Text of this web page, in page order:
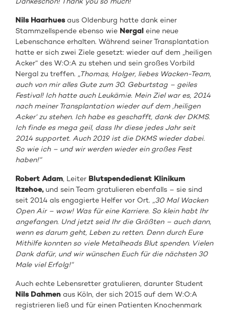
Nils Haarhuesaus Oldenburg hatte dank einer
Stammzellspende ebenso wie Nergal eine neue
Lebenschance erhalten. Während seiner Transplantation
hatte er sich zwei Ziele gesetzt: wieder auf dem „heiligen
Acker“ des W:O:A zu stehen und sein großes Vorbild
Nergal zu treffen. „Thomas, Holger, liebes Wacken-Team,
auch von mir alles Gute zum 30. Geburtstag – geiles
Festival! Ich hatte auch Leukämie. Mein Ziel war es, 2014
nach meiner Transplantation wieder auf dem ‚heiligen
Acker‘ zu stehen. Ich habe es geschafft, dank der DKMS.
Ich finde es mega geil, dass Ihr diese jedes Jahr seit
2014 supportet. Auch 2019 ist die DKMS wieder dabei.
So wie ich – und wir werden wieder ein großes Fest
haben!“
Robert Adam, Leiter Blutspendedienst Klinikum
Itzehoe, und sein Team gratulieren ebenfalls – sie sind
seit 2014 als engagierte Helfer vor Ort. „30 Mal Wacken
Open Air – wow! Was für eine Karriere. So klein habt Ihr
angefangen. Und jetzt seid Ihr die Größten – auch dann,
wenn es darum geht, Leben zu retten. Denn durch Eure
Mithilfe konnten so viele Metalheads Blut spenden. Vielen
Dank dafür, und wir wünschen Euch für die nächsten 30
Male viel Erfolg!“
Auch echte Lebensretter gratulieren, darunter Student
Nils Dahmenaus Köln, der sich 2015 auf dem W:O:A
registrieren ließ und für einen Patienten Knochenmark